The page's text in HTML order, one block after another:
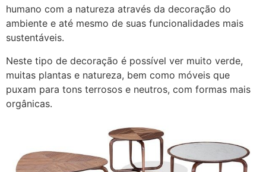
humano com a natureza através da decoração do
ambiente e até mesmo de suas funcionalidades mais
sustentáveis.
Neste tipo de decoração é possível ver muito verde,
muitas plantas e natureza, bem como móveis que
puxam para tons terrosos e neutros, com formas mais
orgânicas.